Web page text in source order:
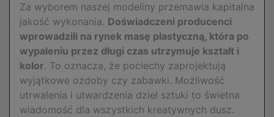
Za wyborem naszej modeliny przemawia kapitalna
jakość wykonania. Doświadczeni producenci
wprowadzili na rynek masę plastyczną, która po
wypaleniu przez długi czas utrzymuje kształt i
kolor. To oznacza, że pociechy zaprojektują
wyjątkowe ozdoby czy zabawki. Możliwość
utrwalenia i utwardzenia dzieł sztuki to świetna
wiadomość dla wszystkich kreatywnych dusz.